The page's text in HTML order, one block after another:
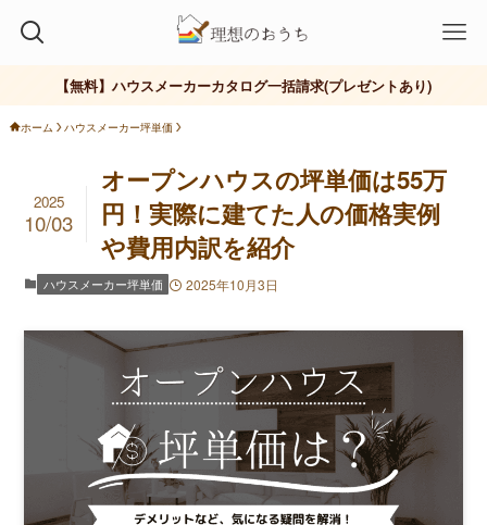
【無料】ハウスメーカーカタログ一括請求(プレゼントあり)
ホーム ハウスメーカー坪単価
オープンハウスの坪単価は55万
円！実際に建てた人の価格実例
や費用内訳を紹介
2025
10/03
ハウスメーカー坪単価 2025年10月3日